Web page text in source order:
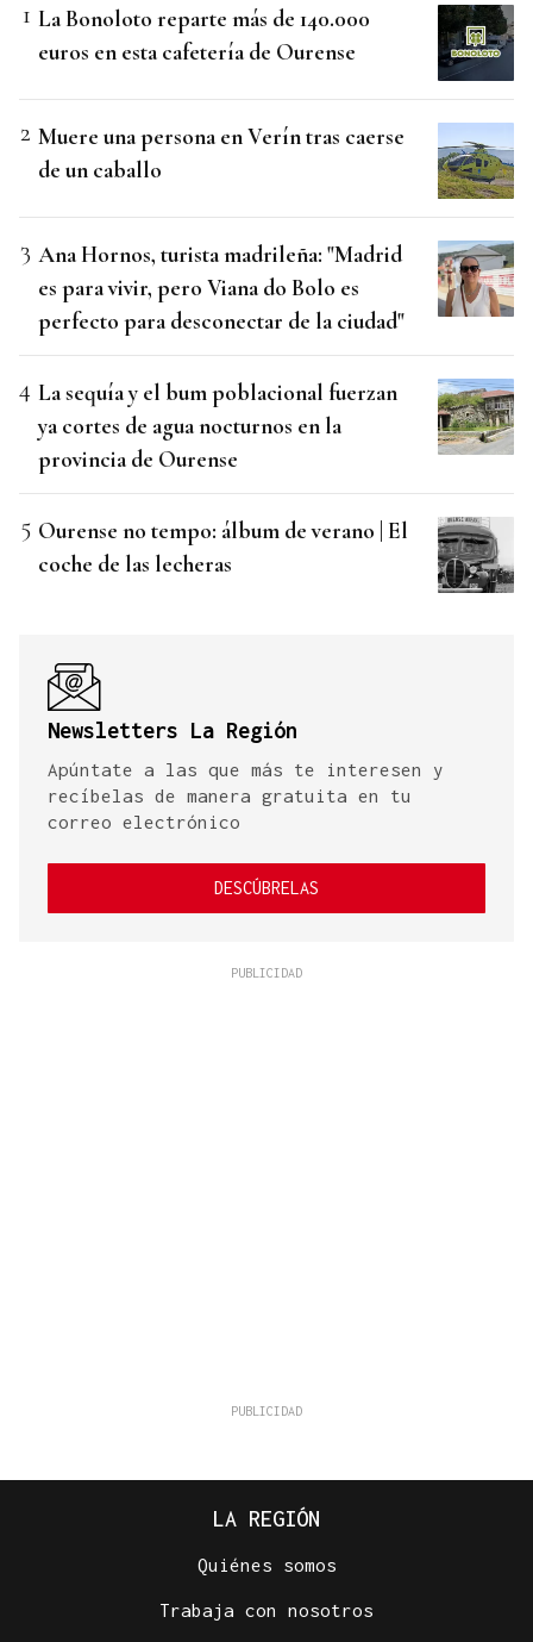
La Bonoloto reparte más de 140.000
euros en esta cafetería de Ourense
Muere una persona en Verín tras caerse
de un caballo
Ana Hornos, turista madrileña: "Madrid
es para vivir, pero Viana do Bolo es
perfecto para desconectar de la ciudad"
La sequía y el bum poblacional fuerzan
ya cortes de agua nocturnos en la
provincia de Ourense
Ourense no tempo: álbum de verano | El
coche de las lecheras
Newsletters La Región
Apúntate a las que más te interesen y
recíbelas de manera gratuita en tu
correo electrónico
DESCÚBRELAS
LA REGIÓN
Quiénes somos
Trabaja con nosotros